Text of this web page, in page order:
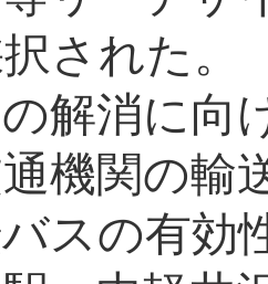
択された
解消に向
機関の輸
スの有効